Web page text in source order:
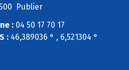
Publier
:04 50 17 70 17
: 46,389036 ° , 6,521304 °